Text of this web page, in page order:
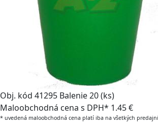
Obj. kód 41295 Balenie20 (ks)
Maloobchodná cena s DPH* 1.45 €
* uvedená maloobchodná cena platí iba na všetkých